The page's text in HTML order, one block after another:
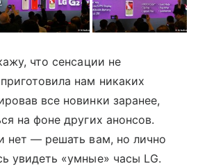
что сенсации не
нам никаких
все новинки заранее,
на фоне других анонсов.
нет — решать вам, но лично
увидеть «умные» часы LG.